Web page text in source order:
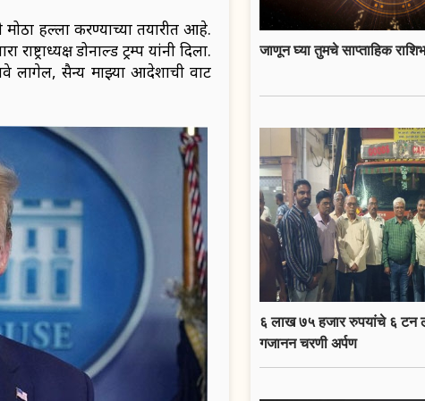
मोठा हल्ला करण्याच्या तयारीत आहे.
डोनाल्ड ट्रम्प यांनी दिला.
लागेल, सैन्य माझ्या आदेशाची वाट
जाणून घ्या तुमचे साप्ताहिक
६ लाख ७५ हजार रुपयांचे ६ टन
गजानन चरणी अर्पण